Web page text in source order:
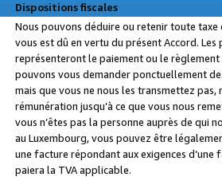
Dispositions fiscales
Nous pouvons déduire ou retenir toute
vous est dû en vertu du présent Accord.
représenteront le paiement ou le
pouvons vous demander ponctuellement
mais que vous ne nous les transmettez
rémunération jusqu’à ce que vous nous
vous n’êtes pas la personne auprès de qui
au Luxembourg, vous pouvez être
une facture répondant aux exigences
paiera la TVA applicable.